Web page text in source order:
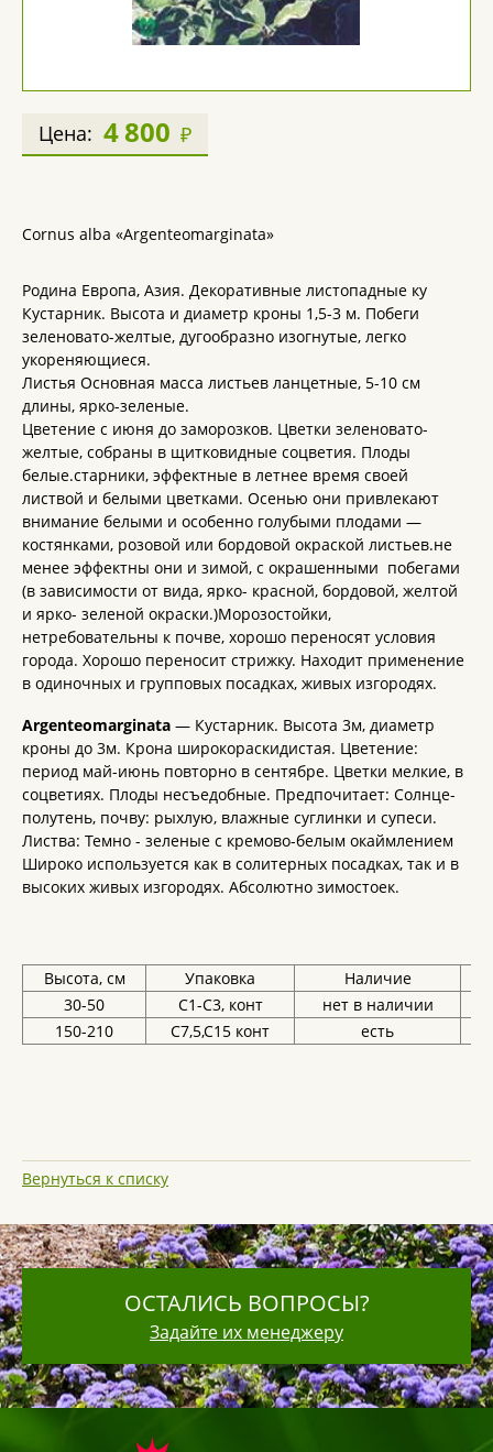
Цена: 4 800 ₽
Cornus alba «Argenteomarginata»
Родина Европа, Азия. Декоративные листопадные ку
Кустарник. Высота и диаметр кроны 1,5-3 м. Побеги
зеленовато-желтые, дугообразно изогнутые, легко
укореняющиеся.
Листья Основная масса листьев ланцетные, 5-10 см
длины, ярко-зеленые.
Цветение с июня до заморозков. Цветки зеленовато-
желтые, собраны в щитковидные соцветия. Плоды
белые.старники, эффектные в летнее время своей
листвой и белыми цветками. Осенью они привлекают
внимание белыми и особенно голубыми плодами —
костянками, розовой или бордовой окраской листьев.не
менее эффектны они и зимой, с окрашенными побегами
(в зависимости от вида, ярко- красной, бордовой, желтой
и ярко- зеленой окраски.)Морозостойки,
нетребовательны к почве, хорошо переносят условия
города. Хорошо переносит стрижку. Находит применение
в одиночных и групповых посадках, живых изгородях.
Argenteomarginata — Кустарник. Высота 3м, диаметр
кроны до 3м. Крона широкораскидистая. Цветение:
период май-июнь повторно в сентябре. Цветки мелкие, в
соцветиях. Плоды несъедобные. Предпочитает: Солнце-
полутень, почву: рыхлую, влажные суглинки и супеси.
Листва: Темно - зеленые с кремово-белым окаймлением
Широко используется как в солитерных посадках, так и в
высоких живых изгородях. Абсолютно зимостоек.
Высота, см Упаковка Наличие
30-50
С1-С3, конт
нет в наличии
150-210
С7,5,С15 конт есть
Вернуться к списку
ОСТАЛИСЬ ВОПРОСЫ?
Задайте их менеджеру